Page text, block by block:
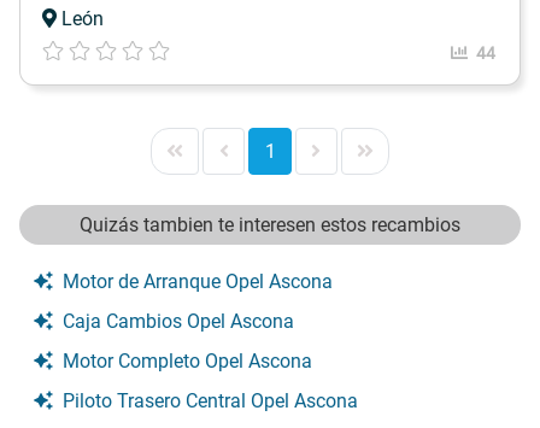
León
44
1
Quizás tambien te interesen estos recambios
Motor de Arranque Opel Ascona
Caja Cambios Opel Ascona
Motor Completo Opel Ascona
Piloto Trasero Central Opel Ascona